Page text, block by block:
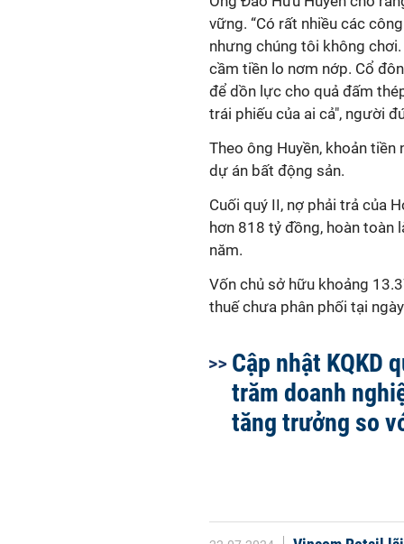
vững. “Có rất nhiều các
nhưng chúng tôi không
cầm tiền lo nơm nớp. Cổ
để dồn lực cho quả đấm
trái phiếu của ai cả", người
Theo ông Huyền, khoản tiền
dự án bất động sản.
Cuối quý II, nợ phải trả của
hơn 818 tỷ đồng, hoàn toàn
năm.
Vốn chủ sở hữu khoảng
thuế chưa phân phối tại
Cập nhật KQKD
trăm doanh
tăng trưởng so